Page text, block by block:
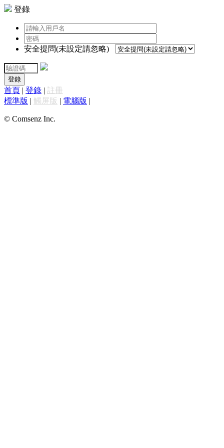
登錄
安全提問(未設定請忽略)
登錄
首頁 | 登錄 | 註冊
標準版 | 觸屏版 | 電腦版 |
© Comsenz Inc.